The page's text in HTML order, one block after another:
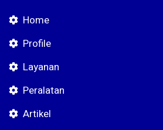
Home
Profile
Layanan
Peralatan
Artikel